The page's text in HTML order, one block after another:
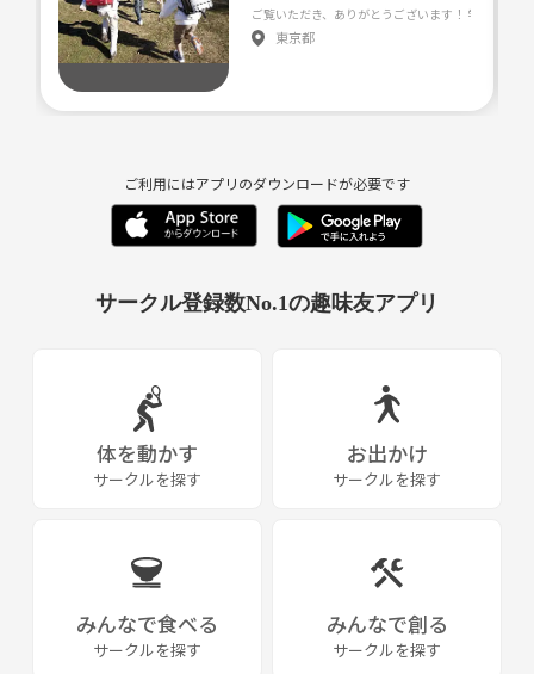
東京都
ご利用にはアプリのダウンロードが必要です
サークル登録数No.1の趣味友アプリ
体を動かす
サークルを探す
お出かけ
サークルを探す
みんなで食べる
サークルを探す
みんなで創る
サークルを探す